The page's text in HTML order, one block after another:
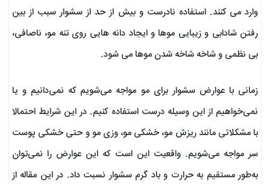
وارد می کنند. استفاده نادرست و بیش از حد از سشوار سبب از بین
رفتن شادابی و زیبایی موها و ایجاد دانه هایی روی تنه مو، ناصافی،
بی نظمی و شاخه شاخه شدن موها می شود.
زمانی با عوارض سشوار برای مو مواجه می‌شویم که نمی‌دانیم و یا
نمی‌خواهیم از این وسیله درست استفاده کنیم. در این شرایط احتمالا
با مشکلاتی مانند ریزش مو، خشکی مو، وزی مو و حتی خشکی پوست
سر مواجه می‌شویم. واقعیت این است که این عوارض را نمی‌توان
به‌طور مستقیم به حرارت و باد گرم سشوار نسبت داد. در این مقاله از